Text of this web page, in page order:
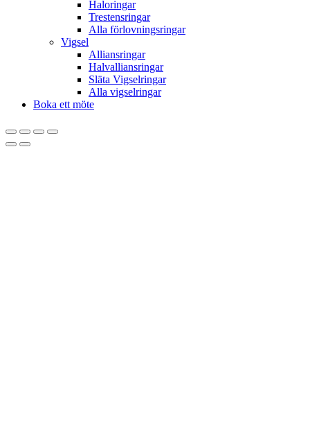
Haloringar
Trestensringar
Alla förlovningsringar
Vigsel
Alliansringar
Halvalliansringar
Släta Vigselringar
Alla vigselringar
Boka ett möte